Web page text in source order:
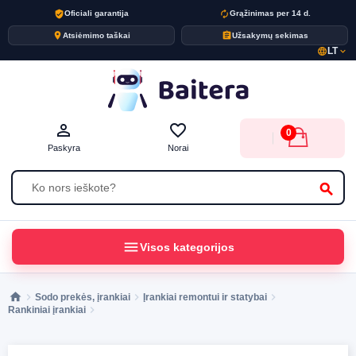
verified_userOficiali garantija autorenewGrąžinimas per 14 d.
placeAtsiėmimo taškai assignmentUžsakymų sekimas
language LTexpand_more
search
person_outline
Paskyra
favorite_border
Norai
0
menuVisos kategorijos
Sodo prekės, įrankiai
Įrankiai remontui ir statybai
Rankiniai įrankiai